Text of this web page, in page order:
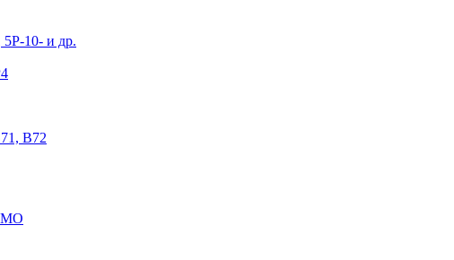
5Р-10- и др.
В72